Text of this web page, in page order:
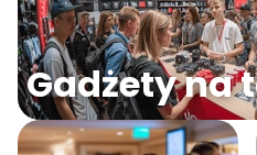
Gadżety na